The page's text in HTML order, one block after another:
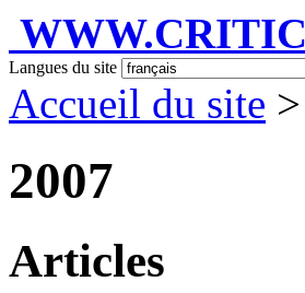
Langues du site
Accueil du site
2007
Articles